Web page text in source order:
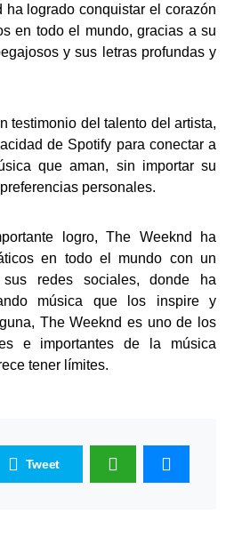
ha logrado conquistar el corazón
en todo el mundo, gracias a su
y sus letras profundas y
testimonio del talento del artista,
de Spotify para conectar a
que aman, sin importar su
personales.
logro, The Weeknd ha
en todo el mundo con un
redes sociales, donde ha
música que los inspire y
The Weeknd es uno de los
e importantes de la música
tener límites.
Tweet